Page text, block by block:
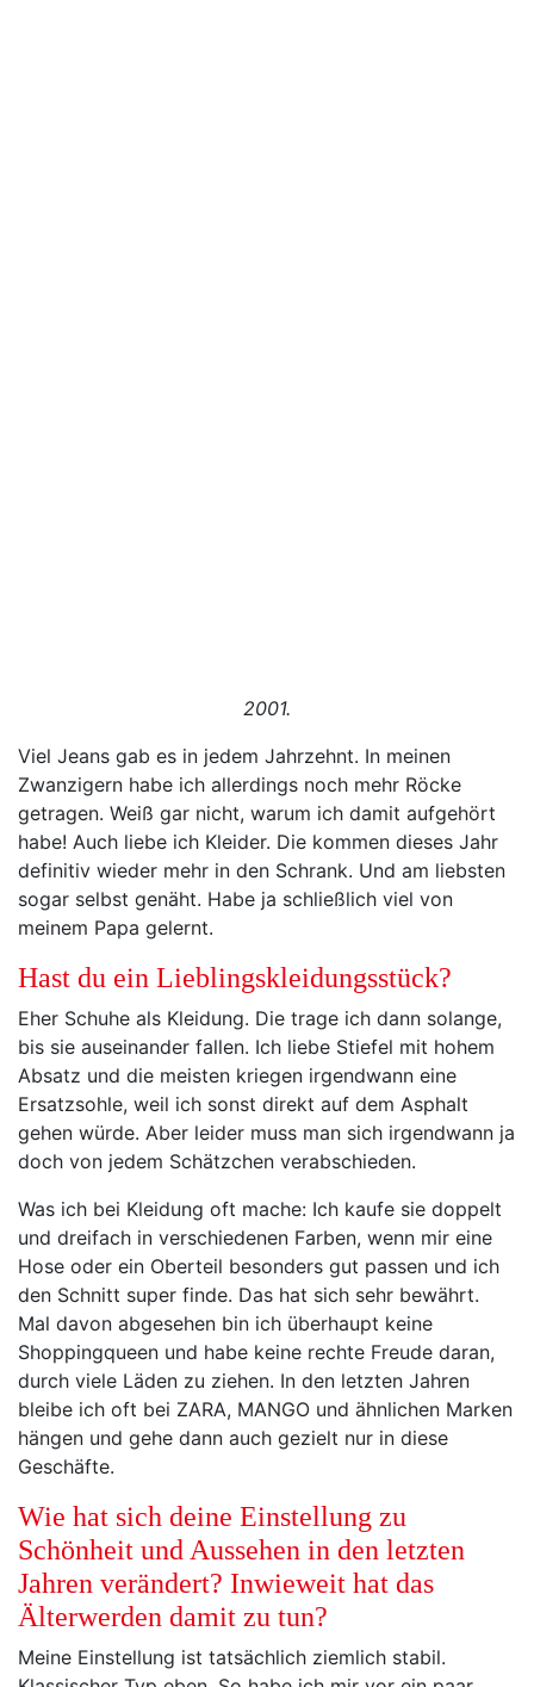
2001.
Viel Jeans gab es in jedem Jahrzehnt. In meinen
Zwanzigern habe ich allerdings noch mehr Röcke
getragen. Weiß gar nicht, warum ich damit aufgehört
habe! Auch liebe ich Kleider. Die kommen dieses Jahr
definitiv wieder mehr in den Schrank. Und am liebsten
sogar selbst genäht. Habe ja schließlich viel von
meinem Papa gelernt.
Hast du ein Lieblingskleidungsstück?
Eher Schuhe als Kleidung. Die trage ich dann solange,
bis sie auseinander fallen. Ich liebe Stiefel mit hohem
Absatz und die meisten kriegen irgendwann eine
Ersatzsohle, weil ich sonst direkt auf dem Asphalt
gehen würde. Aber leider muss man sich irgendwann ja
doch von jedem Schätzchen verabschieden.
Was ich bei Kleidung oft mache: Ich kaufe sie doppelt
und dreifach in verschiedenen Farben, wenn mir eine
Hose oder ein Oberteil besonders gut passen und ich
den Schnitt super finde. Das hat sich sehr bewährt.
Mal davon abgesehen bin ich überhaupt keine
Shoppingqueen und habe keine rechte Freude daran,
durch viele Läden zu ziehen. In den letzten Jahren
bleibe ich oft bei ZARA, MANGO und ähnlichen Marken
hängen und gehe dann auch gezielt nur in diese
Geschäfte.
Wie hat sich deine Einstellung zu
Schönheit und Aussehen in den letzten
Jahren verändert? Inwieweit hat das
Älterwerden damit zu tun?
Meine Einstellung ist tatsächlich ziemlich stabil.